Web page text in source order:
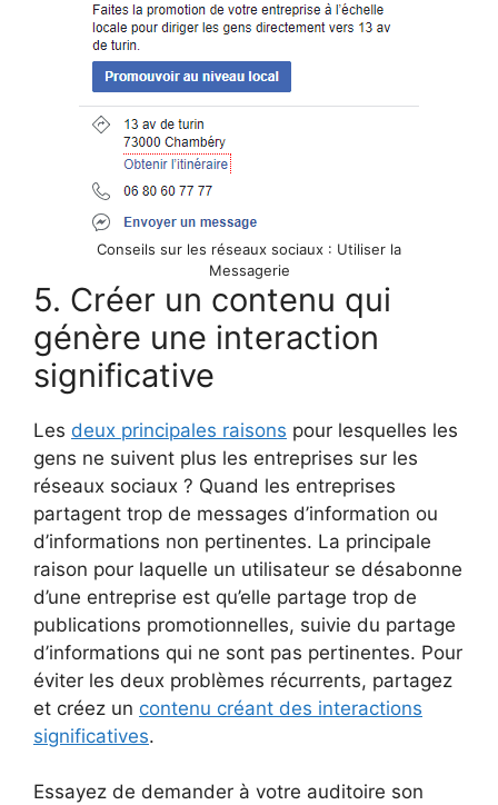
Conseils sur les réseaux sociaux : Utiliser la
Messagerie
5. Créer un contenu qui
génère une interaction
significative
Les deux principales raisons pour lesquelles les
gens ne suivent plus les entreprises sur les
réseaux sociaux ? Quand les entreprises
partagent trop de messages d’information ou
d’informations non pertinentes. La principale
raison pour laquelle un utilisateur se désabonne
d’une entreprise est qu’elle partage trop de
publications promotionnelles, suivie du partage
d’informations qui ne sont pas pertinentes. Pour
éviter les deux problèmes récurrents, partagez
et créez un contenu créant des interactions
significatives.
Essayez de demander à votre auditoire son